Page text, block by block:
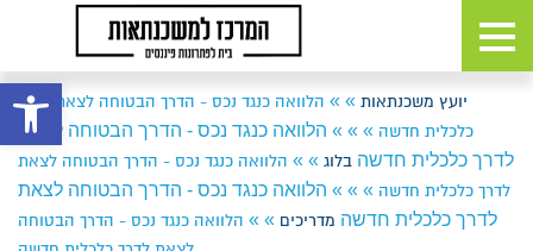
יועץ משכנתאות »
» הלוואה כנגד נכס - הדרך הבטוחה לצאת לדרך
כלכלית חדשה »
»
» הלוואה כנגד נכס - הדרך הבטוחה לצאת
לדרך כלכלית חדשה בלוג »
» הלוואה כנגד נכס - הדרך הבטוחה לצאת
לדרך כלכלית חדשה »
»
» הלוואה כנגד נכס - הדרך הבטוחה לצאת
לדרך כלכלית חדשה מדריכים »
» הלוואה כנגד נכס - הדרך הבטוחה